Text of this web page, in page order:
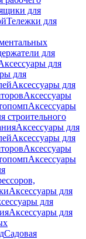
для
Тележки для
для
для
для
Аксессуары для
Аксессуары
Аксессуары
строительного
Аксессуары для
Аксессуары для
Аксессуары
Аксессуары
Аксессуары для
для
Аксессуары для
Садовая